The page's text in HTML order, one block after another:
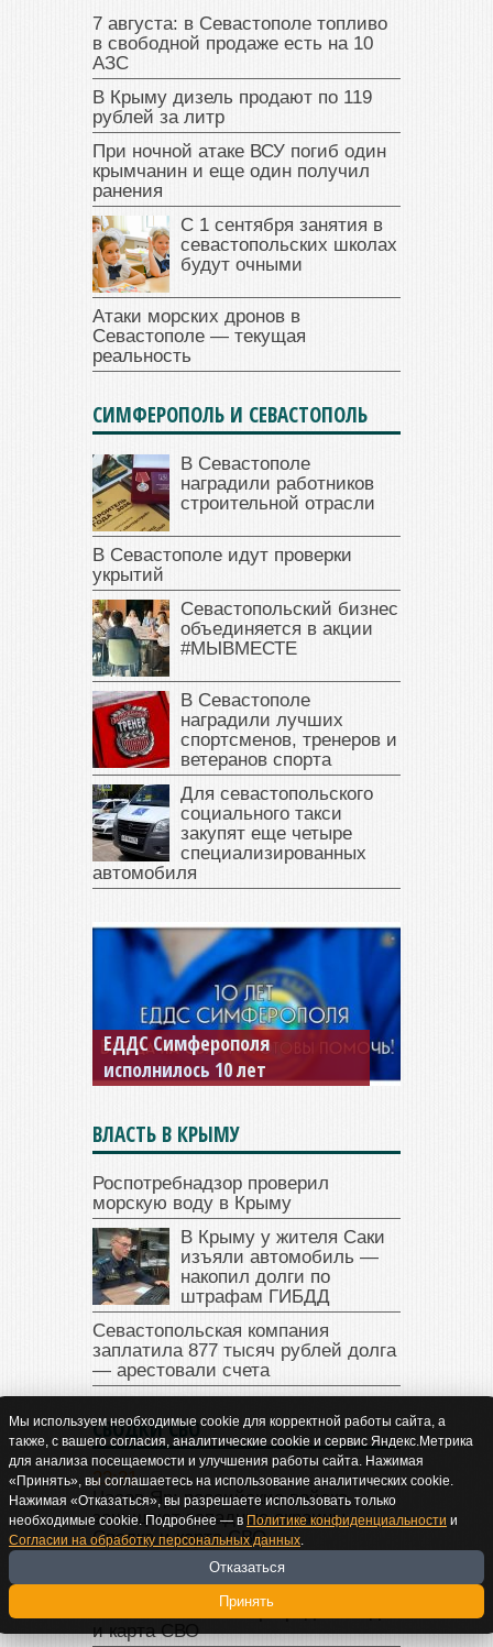
7 августа: в Севастополе топливо
в свободной продаже есть на 10
АЗС
В Крыму дизель продают по 119
рублей за литр
При ночной атаке ВСУ погиб один
крымчанин и еще один получил
ранения
С 1 сентября занятия в
севастопольских школах
будут очными
Атаки морских дронов в
Севастополе — текущая
реальность
СИМФЕРОПОЛЬ И СЕВАСТОПОЛЬ
В Севастополе
наградили работников
строительной отрасли
В Севастополе идут проверки
укрытий
Севастопольский бизнес
объединяется в акции
#МЫВМЕСТЕ
В Севастополе
наградили лучших
спортсменов, тренеров и
ветеранов спорта
Для севастопольского
социального такси
закупят еще четыре
специализированных
автомобиля
ЕДДС Симферополя
исполнилось 10 лет
ВЛАСТЬ В КРЫМУ
Роспотребнадзор проверил
морскую воду в Крыму
В Крыму у жителя Саки
изъяли автомобиль —
накопил долги по
штрафам ГИБДД
Севастопольская компания
заплатила 877 тысяч рублей долга
— арестовали счета
СВОДКИ СВО
22:31
Часов Яр: российские войска
зачищают западные окраины.
Сводка и карта СВО
Купянское направление: река
Оскол больше не преграда. Сводка
и карта СВО
Мы используем необходимые cookie для корректной работы сайта, а
также, с вашего согласия, аналитические cookie и сервис Яндекс.Метрика
для анализа посещаемости и улучшения работы сайта. Нажимая
«Принять», вы соглашаетесь на использование аналитических cookie.
Нажимая «Отказаться», вы разрешаете использовать только
необходимые cookie. Подробнее — в Политике конфиденциальности и
Согласии на обработку персональных данных.
Отказаться
Принять